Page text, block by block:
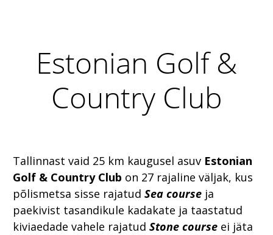
Estonian Golf &
Country Club
Tallinnast vaid 25 km kaugusel asuv Estonian
Golf & Country Club on 27 rajaline väljak, kus
põlismetsa sisse rajatud Sea course ja
paekivist tasandikule kadakate ja taastatud
kiviaedade vahele rajatud Stone course ei jäta